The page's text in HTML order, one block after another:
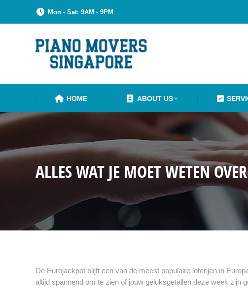
Mon - Sat: 9AM - 9PM
HOME ABOUT US
ALLES WAT JE MOET WETEN
De Eurojackpot blijft een van de meest populaire loterijen in
altijd spannend om te zien of jouw geluksgetallen deze week zijn